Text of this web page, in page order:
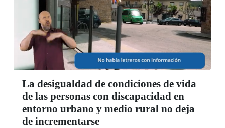
La desigualdad de condiciones de vida
de las personas con discapacidad en
entorno urbano y medio rural no deja
de incrementarse